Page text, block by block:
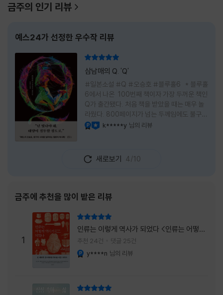
금주의 인기 리뷰
예스24가 선정한 우수작 리뷰
삼남매의 Q. 'Q'
#일본소설 #Q #오승호 #블루홀6 * 블루홀
6에서 나온 100번째 책이자 가장 두꺼운 책인
Q가 출간됐다. 처음 책을 받았을 때는 매우 놀
라웠다. 800페이지가 넘는 두께임에도 불구하
고 생각보다 책이 가벼웠다. 여기에 측면을 영
제목이 Q란다. 처음 제목을 봤을 때 나는 질문
을 의미하는 Question을 떠올렸다. 하지만 이
려는 걸까, 아니면 같이 논의를 하자는 걸까 고
개를 갸웃거리며 책을 펴들었다. * 틈만 나면
경적을 울리고 욕을 입에 달고 사는 선배와 일
하고 있는 하치. 히토미 클린이라는 청소업체
직원으로 일하는 그녀가 바라는 것은 그저 고요
한
k*****y 님의 리뷰
새로보기 4/10
금주에 추천을 많이 받은 리뷰
1
인류는 이렇게 역사가 되었다 <인류는 어떻게
역사가 되었나>
추천 24건 댓글 25건
y****n 님의 리뷰